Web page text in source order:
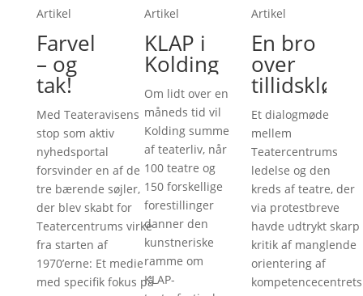
Artikel
Farvel
– og
tak!
Med Teateravisens
stop som aktiv
nyhedsportal
forsvinder en af de
tre bærende søjler,
der blev skabt for
Teatercentrums virke
fra starten af
1970’erne: Et medie
med specifik fokus på
Artikel
KLAP i
Kolding
Om lidt over en
måneds tid vil
Kolding summe
af teaterliv, når
100 teatre og
150 forskellige
forestillinger
danner den
kunstneriske
ramme om
KLAP-
Artikel
En bro
over
Et dialogmøde
mellem
Teatercentrums
ledelse og den
kreds af teatre, der
via protestbreve
havde udtrykt skarp
kritik af manglende
orientering af
kompetencecentrets